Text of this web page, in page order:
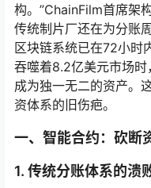
构。”ChainFilm首席架
传统制片厂还在为分账
区块链系统已在72小时
吞噬着8.2亿美元市场
成为独一无二的资产。
资体系的旧伤疤。
一、智能合约：砍断
1. 传统分账体系的溃